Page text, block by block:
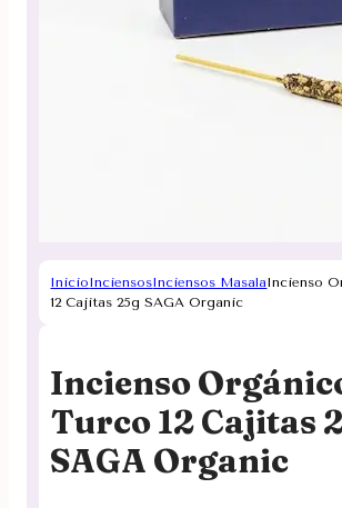
InicioInciensosInciensos MasalaIncienso
12 Cajitas 25g SAGA Organic
Incienso
Turco 12 Cajitas
SAGA Organic